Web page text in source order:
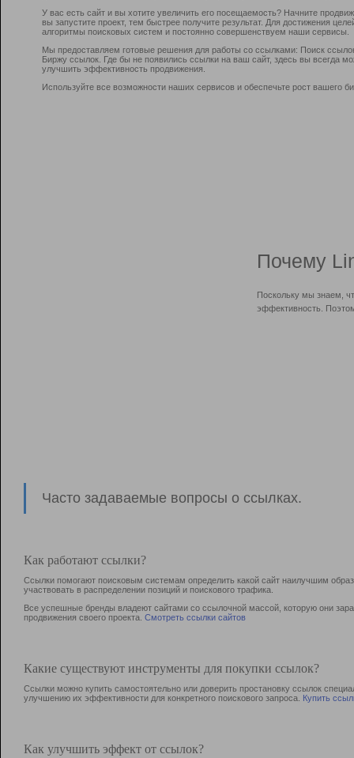
У вас есть сайт и вы хотите увеличить его посещаемость? Начните
вы запустите проект, тем быстрее получите результат. Для достижения
алгоритмы поисковых систем и постоянно совершенствуем наши сервисы.
Мы предоставляем готовые решения для работы со ссылками: Поиск
Биржу ссылок. Где бы не появились ссылки на ваш сайт, здесь вы всегда
улучшить эффективность продвижения.
Используйте все возможности наших сервисов и обеспечьте рост вашего
Почему
Поскольку мы знаем,
эффективность.
Часто задаваемые вопросы о ссылках.
Как работают ссылки?
Ссылки помогают поисковым системам определить какой сайт наилучшим
участвовать в раcпределении позиций и поискового трафика.
Все успешные бренды владеют сайтами со ссылочной массой, которую они
продвижения своего проекта. Смотреть ссылки сайтов
Какие существуют инструменты для покупки ссылок?
Ссылки можно купить самостоятельно или доверить простановку ссылок
улучшению их эффективности для конкретного поискового запроса. Купить
Как улучшить эффект от ссылок?